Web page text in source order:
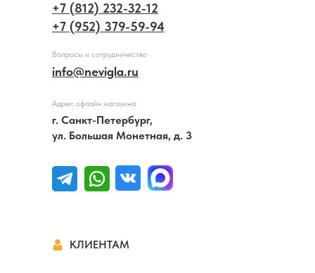
КЛИЕНТАМ
+7 (812) 232-32-12
+7 (952) 379-59-94
info@nevigla.ru
Вопросы и сотрудничество
Адрес офлайн магазина
г. Санкт-Петербург,
ул. Большая Монетная, д. 3